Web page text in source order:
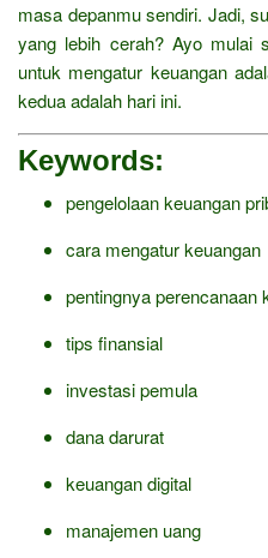
masa depanmu sendiri. Jadi,
yang lebih cerah? Ayo mulai
untuk mengatur keuangan
kedua adalah hari ini.
Keywords:
pengelolaan keuangan
cara mengatur keuangan
pentingnya perencanaan
tips finansial
investasi pemula
dana darurat
keuangan digital
manajemen uang